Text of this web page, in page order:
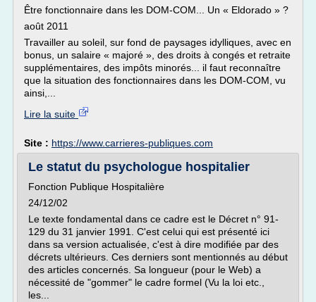
Être fonctionnaire dans les DOM-COM... Un « Eldorado » ?
août 2011
Travailler au soleil, sur fond de paysages idylliques, avec en
bonus, un salaire « majoré », des droits à congés et retraite
supplémentaires, des impôts minorés... il faut reconnaître
que la situation des fonctionnaires dans les DOM-COM, vu
ainsi,...
Lire la suite
Site : https://www.carrieres-publiques.com
Le statut du psychologue hospitalier
Fonction Publique Hospitalière
24/12/02
Le texte fondamental dans ce cadre est le Décret n° 91-
129 du 31 janvier 1991. C'est celui qui est présenté ici
dans sa version actualisée, c'est à dire modifiée par des
décrets ultérieurs. Ces derniers sont mentionnés au début
des articles concernés. Sa longueur (pour le Web) a
nécessité de "gommer" le cadre formel (Vu la loi etc.,
les...